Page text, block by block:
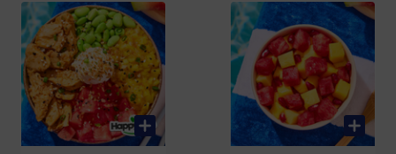
Teriyaki. Allergènes :
Gluten, soja, lait,
sésame KCAL : LIL :
487 - MED : 666 - BIG :
899
KCAL : LIL : 567 - MED :
695 - BIG : 928